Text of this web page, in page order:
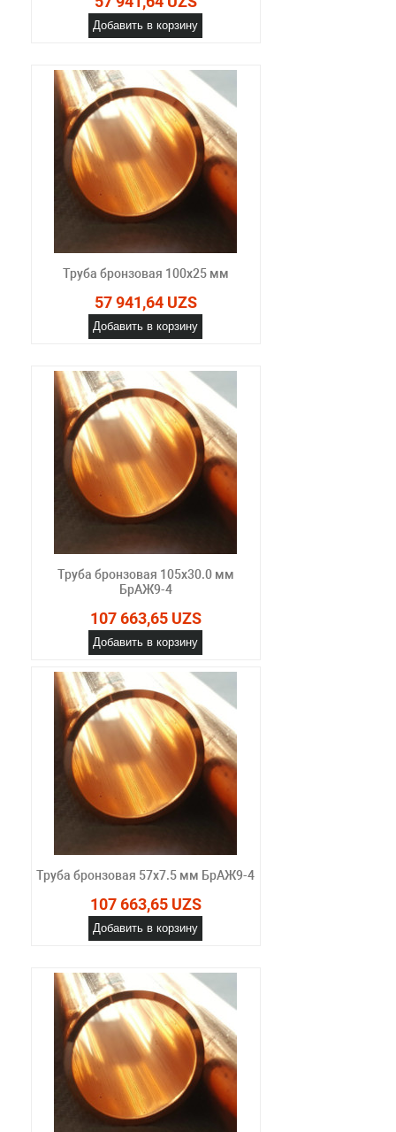
Добавить в корзину
Труба бронзовая 100x25 мм
57 941,64 UZS
Добавить в корзину
Труба бронзовая 105х30.0 мм
БрАЖ9-4
107 663,65 UZS
Добавить в корзину
Труба бронзовая 57х7.5 мм БрАЖ9-4
107 663,65 UZS
Добавить в корзину